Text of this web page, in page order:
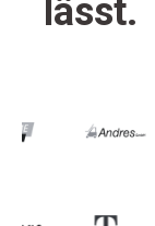
lässt.